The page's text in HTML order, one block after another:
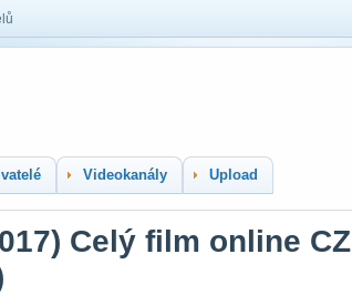
Videokanály Upload
Celý film online CZ